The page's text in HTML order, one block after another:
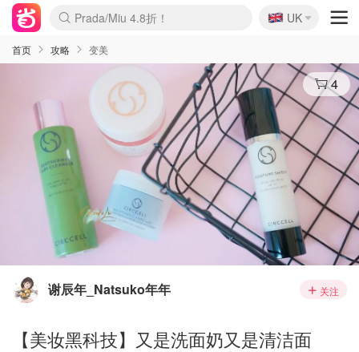
麦卢卡蜂蜜夏促！个位数！
Prada/Miu 4.8折！
啥？必胜客披萨5折！
🇬🇧
UK
首页 攻略 变美
4
谢辰年_Natsuko年年 关注
【美妆黑科技】又是洗面奶又是清洁面